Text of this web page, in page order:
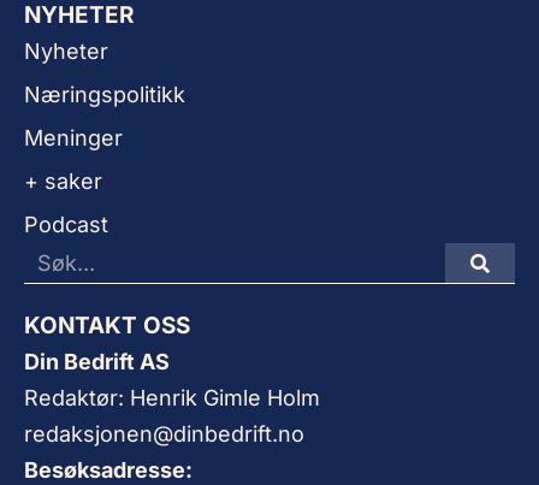
NYHETER
Nyheter
Næringspolitikk
Meninger
+ saker
Podcast
KONTAKT OSS
Din Bedrift AS
Redaktør: Henrik Gimle Holm
redaksjonen@dinbedrift.no
Besøksadresse: